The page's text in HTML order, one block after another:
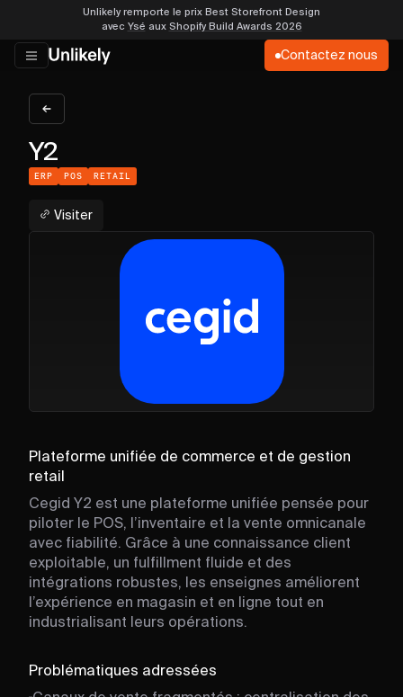
Unlikely remporte le prix Best Storefront Design
avec Ysé aux Shopify Build Awards 2026
Contactez nous
ERP POS RETAIL
Y2
Visiter
Plateforme unifiée de commerce et de gestion
retail
Cegid Y2 est une plateforme unifiée pensée pour
piloter le POS, l’inventaire et la vente omnicanale
avec fiabilité. Grâce à une connaissance client
exploitable, un fulfillment fluide et des
intégrations robustes, les enseignes améliorent
l’expérience en magasin et en ligne tout en
industrialisant leurs opérations.
Problématiques adressées